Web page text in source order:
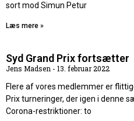
sort mod Simun Petur
Læs mere »
Syd Grand Prix fortsætter
Jens Madsen
13. februar 2022
Flere af vores medlemmer er
Prix turneringer, der igen i denne
Corona-restriktioner: to